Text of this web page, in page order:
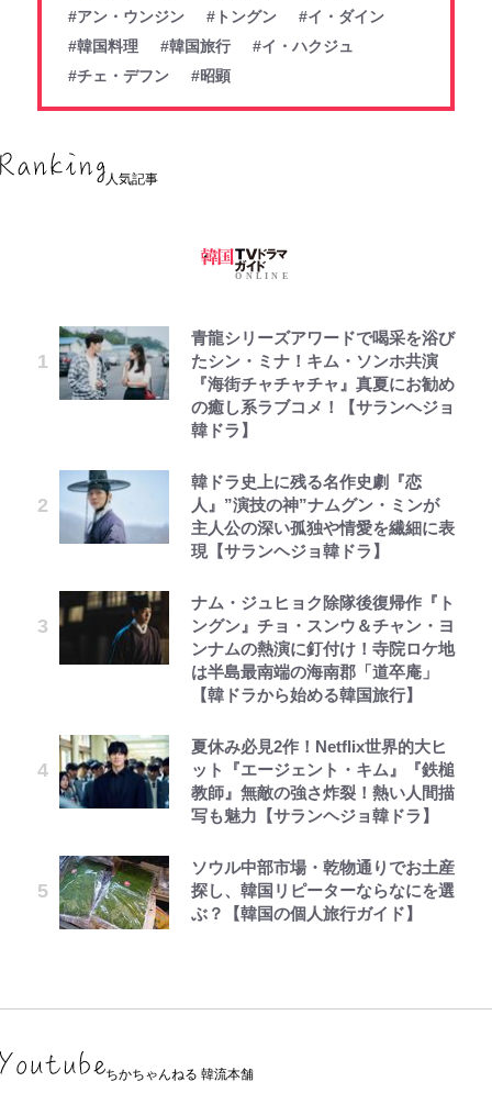
#アン・ウンジン
#トングン
#イ・ダイン
#韓国料理
#韓国旅行
#イ・ハクジュ
#チェ・デフン
#昭顕
人気記事
青龍シリーズアワードで喝采を浴び
たシン・ミナ！キム・ソンホ共演
『海街チャチャチャ』真夏にお勧め
の癒し系ラブコメ！【サランヘジョ
韓ドラ】
韓ドラ史上に残る名作史劇『恋
人』”演技の神”ナムグン・ミンが
主人公の深い孤独や情愛を繊細に表
現【サランヘジョ韓ドラ】
ナム・ジュヒョク除隊後復帰作『ト
ングン』チョ・スンウ＆チャン・ヨ
ンナムの熱演に釘付け！寺院ロケ地
は半島最南端の海南郡「道卒庵」
【韓ドラから始める韓国旅行】
夏休み必見2作！Netflix世界的大ヒ
ット『エージェント・キム』『鉄槌
教師』無敵の強さ炸裂！熱い人間描
写も魅力【サランヘジョ韓ドラ】
ソウル中部市場・乾物通りでお土産
探し、韓国リピーターならなにを選
ぶ？【韓国の個人旅行ガイド】
ちかちゃんねる 韓流本舗